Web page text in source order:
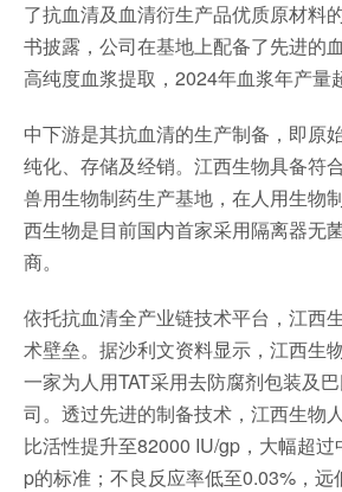
了抗血清及血清衍生产品优质原材料
书披露，公司在基地上配备了先进的
高纯度血浆提取，2024年血浆年产量
中下游是其抗血清的生产制备，即原
纯化、存储及经销。江西生物具备符
兽用生物制药生产基地，在人用生物
西生物是目前国内首家采用隔离器无
商。
依托抗血清全产业链技术平台，江西
术壁垒。据沙利文资料显示，江西生
一家为人用TAT采用去防腐剂包装及
司。透过先进的制备技术，江西生物
比活性提升至82000 IU/gp，大幅超
p的标准；不良反应率低至0.03%，远